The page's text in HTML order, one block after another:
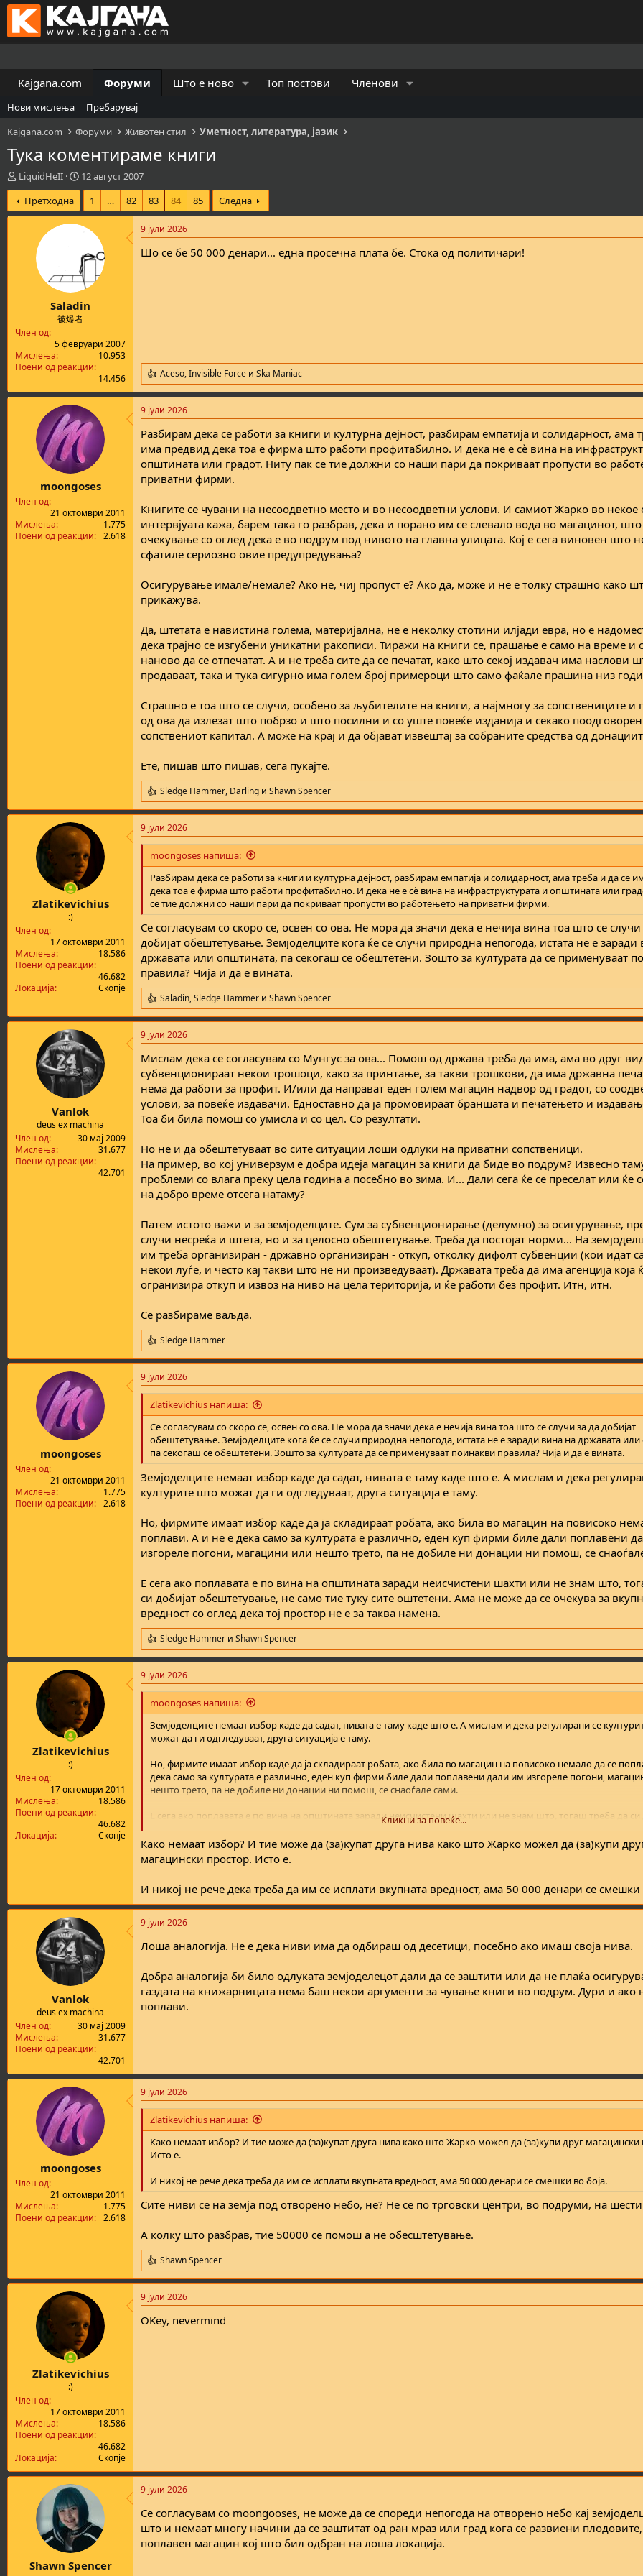
Kajgana.com Форуми Што е ново Топ постови Членови
Нови мислења
Пребарувај
Kajgana.com
Форуми Животен стил Уметност, литература, јазик
Тука коментираме книги
К
р
е
а
а
а
LiquidHeII
В
р
м
е
а
з
а
п
о
ч
у
а
е
12 август 2007
Претходна
1 … 82 83 84 85 Следна
Saladin
被爆者
Член од
5 февруари 2007
Мислења
10.953
Поени од реакции
14.456
9 јули 2026
Шо се бе 50 000 денари... една просечна плата бе. Стока од политичари!
R
e
a
c
i
o
s
:
Aceso,Invisible Force и Ska Maniac
moongoses
Член од
21 октомври 2011
Мислења
1.775
Поени од реакции
2.618
9 јули 2026
Разбирам дека се работи за книги и културна дејност, разбирам емпатија и солидарност, ама
има предвид дека тоа е фирма што работи профитабилно. И дека не е сѐ вина на
општината или градот. Ниту пак се тие должни со наши пари да покриваат пропусти во
приватни фирми.
Книгите се чувани на несоодветно место и во несоодветни услови. И самиот Жарко во некое
интервјуата кажа, барем така го разбрав, дека и порано им се слевало вода во магацинот, што
очекување со оглед дека е во подрум под нивото на главна улицата. Кој е сега виновен што
сфатиле сериозно овие предупредувања?
Осигурување имале/немале? Ако не, чиј пропуст е? Ако да, може и не е толку страшно како
прикажува.
Да, штетата е навистина голема, материјална, не е неколку стотини илјади евра, но е
дека трајно се изгубени уникатни ракописи. Тиражи на книги се, прашање е само на време и
наново да се отпечатат. А и не треба сите да се печатат, како што секој издавач има наслови
продаваат, така и тука сигурно има голем број примероци што само фаќале прашина низ
Страшно е тоа што се случи, особено за љубителите на книги, а најмногу за сопствениците и
од ова да излезат што побрзо и што посилни и со уште повеќе изданија и секако
сопствениот капитал. А може на крај и да објават извештај за собраните средства од
Ете, пишав што пишав, сега пукајте.
R
e
a
c
t
o
Sledge Hammer, Darling и Shawn Spencer
Zlatikevichius
:)
Член од
17 октомври 2011
Мислења
18.586
Поени од реакции
46.682
Локација
Скопје
9 јули 2026
moongoses напиша:
Разбирам дека се работи за книги и културна дејност, разбирам емпатија и солидарност, ама треба и да се
дека тоа е фирма што работи профитабилно. И дека не е сѐ вина на инфраструктурата и општината или
се тие должни со наши пари да покриваат пропусти во работењето на приватни фирми.
Се согласувам со скоро се, освен со ова. Не мора да значи дека е нечија вина тоа што се случи
добијат обештетување. Земјоделците кога ќе се случи природна непогода, истата не е
државата или општината, па секогаш се обештетени. Зошто за културата да се применуваат
правила? Чија и да е вината.
R
e
a
c
i
o
n
s
:
Saladin,Sledge Hammer и Shawn Spencer
Vanlok
deus ex machina
Член од
30 мај 2009
Мислења
31.677
Поени од реакции
42.701
9 јули 2026
Mислам дека се согласувам со Мунгус за ова... Помош од држава треба да има, ама во друг
субвенционираат некои трошоци, како за принтање, за такви трошкови, да има државна
нема да работи за профит. И/или да направат еден голем магацин надвор од градот, со
услови, за повеќе издавачи. Едноставно да ја промовираат браншата и печатењето и
Тоа би била помош со умисла и со цел. Со резултати.
Но не и да обештетуваат во сите ситуации лоши одлуки на приватни сопственици.
На пример, во кој универзум е добра идеја магацин за книги да биде во подрум? Извесно
проблеми со влага преку цела година а посебно во зима. И... Дали сега ќе се преселат или ќе
на добро време отсега натаму?
Патем истото важи и за земјоделците. Сум за субвенционирање (делумно) за осигурување,
случи несреќа и штета, но и за целосно обештетување. Треба да постојат норми... На
им треба организиран - државно организиран - откуп, отколку дифолт субвенции (кои идат
некои луѓе, и често кај такви што не ни произведуваат). Државата треба да има агенција која
огранизира откуп и извоз на ниво на цела територија, и ќе работи без профит. Итн, итн.
Се разбираме ваљда.
R
e
a
c
t
o
n
Sledge Hammer
moongoses
Член од
21 октомври 2011
Мислења
1.775
Поени од реакции
2.618
9 јули 2026
Zlatikevichius напиша:
Се согласувам со скоро се, освен со ова. Не мора да значи дека е нечија вина тоа што се случи за да добијат
обештетување. Земјоделците кога ќе се случи природна непогода, истата не е заради вина на државата
па секогаш се обештетени. Зошто за културата да се применуваат поинакви правила? Чија и да е вината.
Земјоделците немаат избор каде да садат, нивата е таму каде што е. А мислам и дека
културите што можат да ги одгледуваат, друга ситуација е таму.
Но, фирмите имаат избор каде да ја складираат робата, ако била во магацин на повисоко
поплави. А и не е дека само за културата е различно, еден куп фирми биле дали поплавени
изгореле погони, магацини или нешто трето, па не добиле ни донации ни помош, се
Е сега ако поплавата е по вина на општината заради неисчистени шахти или не знам што,
си добијат обештетување, не само тие туку сите оштетени. Ама не може да се очекува за
вредност со оглед дека тој простор не е за таква намена.
R
e
a
c
t
o
n
Sledge Hammer и Shawn Spencer
Zlatikevichius
:)
Член од
17 октомври 2011
Мислења
18.586
Поени од реакции
46.682
Локација
Скопје
9 јули 2026
moongoses напиша:
Земјоделците немаат избор каде да садат, нивата е таму каде што е. А мислам и дека регулирани се
можат да ги одгледуваат, друга ситуација е таму.
Но, фирмите имаат избор каде да ја складираат робата, ако била во магацин на повисоко немало да се
дека само за културата е различно, еден куп фирми биле дали поплавени дали им изгореле погони,
нешто трето, па не добиле ни донации ни помош, се снаоѓале сами.
Е сега ако поплавата е по вина на општината заради неисчистени шахти или не знам што, тогаш треба да си
обештетување, не само тие туку сите оштетени. Ама не може да се очекува за вкупната вредност со оглед
простор не е за таква намена.
Кликни за повеќе...
Како немаат избор? И тие може да (за)купат друга нива како што Жарко можел да (за)купи
магацински простор. Исто е.
И никој не рече дека треба да им се исплати вкупната вредност, ама 50 000 денари се смешки
Vanlok
deus ex machina
Член од
30 мај 2009
Мислења
31.677
Поени од реакции
42.701
9 јули 2026
Лоша аналогија. Не е дека ниви има да одбираш од десетици, посебно ако имаш своја нива.
Добра аналогија би било одлуката земјоделецот дали да се заштити или да не плаќа
газдата на книжарницата нема баш некои аргументи за чување книги во подрум. Дури и ако
поплави.
moongoses
Член од
21 октомври 2011
Мислења
1.775
Поени од реакции
2.618
9 јули 2026
Zlatikevichius напиша:
Како немаат избор? И тие може да (за)купат друга нива како што Жарко можел да (за)купи друг магацински
Исто е.
И никој не рече дека треба да им се исплати вкупната вредност, ама 50 000 денари се смешки во боја.
Сите ниви се на земја под отворено небо, не? Не се по трговски центри, во подруми, на
А колку што разбрав, тие 50000 се помош а не обесштетување.
R
e
a
c
i
Shawn Spencer
Zlatikevichius
:)
Член од
17 октомври 2011
Мислења
18.586
Поени од реакции
46.682
Локација
Скопје
9 јули 2026
OKey, nevermind
Shawn Spencer
9 јули 2026
Се согласувам со moongooses, не може да се спореди непогода на отворено небо кај
што и немаат многу начини да се заштитат од ран мраз или град кога се развиени
поплавен магацин кој што бил одбран на лоша локација.